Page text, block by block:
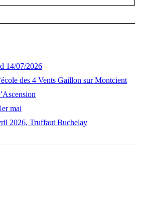
14/07/2026
des 4 Vents Gaillon sur Montcient
mai
2026, Truffaut Buchelay